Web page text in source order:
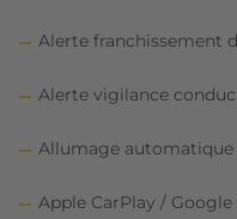
Alerte franchissement
Alerte vigilance
Allumage automatique
Apple CarPlay /